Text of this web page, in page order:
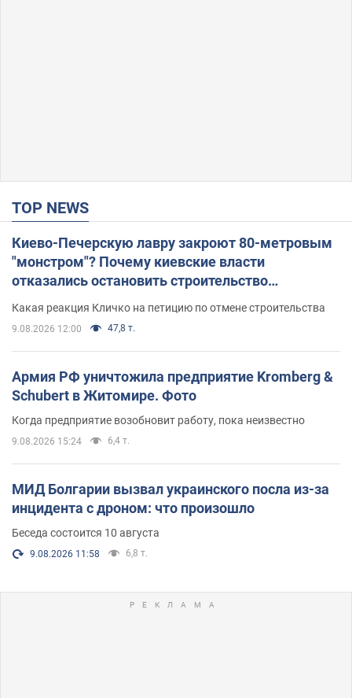
TOP NEWS
Киево-Печерскую лавру закроют 80-метровым
"монстром"? Почему киевские власти
отказались остановить строительство
Какая реакция Кличко на петицию по отмене строительства
9.08.2026 12:00 47,8 т.
Армия РФ уничтожила предприятие Kromberg &
Schubert в Житомире. Фото
Когда предприятие возобновит работу, пока неизвестно
9.08.2026 15:24 6,4 т.
МИД Болгарии вызвал украинского посла из-за
инцидента с дроном: что произошло
Беседа состоится 10 августа
9.08.2026 11:58 6,8 т.